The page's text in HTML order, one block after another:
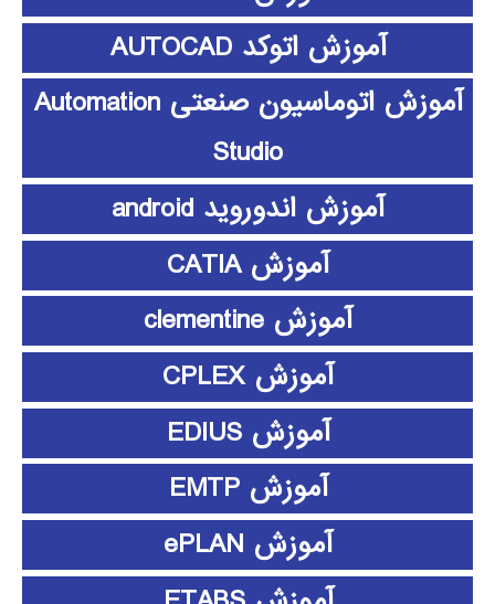
آموزش اتوکد AUTOCAD
آموزش اتوماسیون صنعتی Automation
Studio
آموزش اندوروید android
آموزش CATIA
آموزش clementine
آموزش CPLEX
آموزش EDIUS
آموزش EMTP
آموزش ePLAN